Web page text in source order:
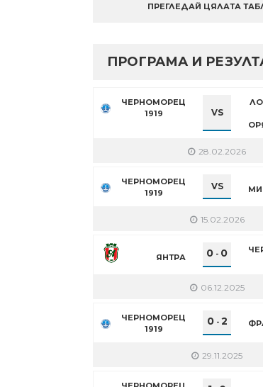
ПРЕГЛЕДАЙ ЦЯЛАТА
ПРОГРАМА И
ЧЕРНОМОРЕЦ
1919
VS
28.02.2026
ЧЕРНОМОРЕЦ
1919
VS
15.02.2026
ЯНТРА 0 - 0
06.12.2025
ЧЕРНОМОРЕЦ
1919
0- 2
29.11.2025